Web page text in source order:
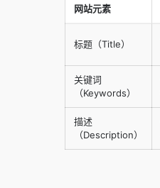
网站元素
标题（Title）
关键词
（Keywords）
描述
（Description）